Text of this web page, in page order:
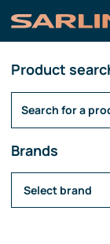
Product
Brands
Select brand